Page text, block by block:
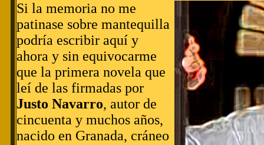
Si la memoria no me
patinase sobre mantequilla
podría escribir aquí y
ahora y sin equivocarme
que la primera novela que
leí de las firmadas por
Justo Navarro, autor de
cincuenta y muchos años,
nacido en Granada, cráneo